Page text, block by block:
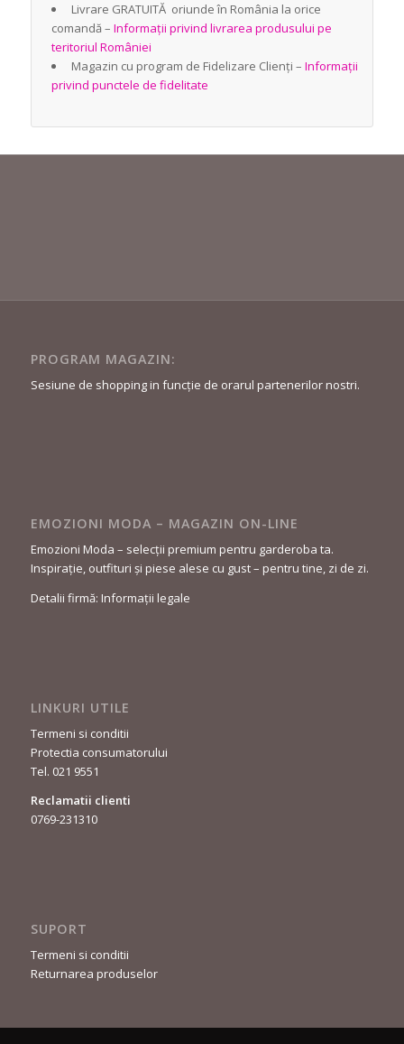
Livrare GRATUITĂ oriunde în România la orice
comandă – Informații privind livrarea produsului pe
teritoriul României
Magazin cu program de Fidelizare Clienți – Informații
privind punctele de fidelitate
PROGRAM MAGAZIN:
Sesiune de shopping in funcție de orarul partenerilor nostri.
EMOZIONI MODA – MAGAZIN ON-LINE
Emozioni Moda – selecții premium pentru garderoba ta.
Inspirație, outfituri și piese alese cu gust – pentru tine, zi de zi.
Detalii firmă: Informații legale
LINKURI UTILE
Termeni si conditii
Protectia consumatorului
Tel. 021 9551
Reclamatii clienti
0769-231310
SUPORT
Termeni si conditii
Returnarea produselor